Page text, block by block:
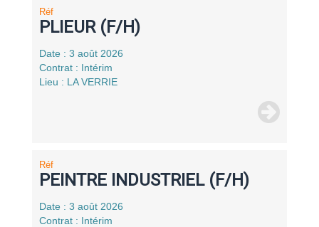
Réf
PLIEUR (F/H)
Date : 3 août 2026
Contrat : Intérim
Lieu : LA VERRIE
Réf
PEINTRE INDUSTRIEL (F/H)
Date : 3 août 2026
Contrat : Intérim